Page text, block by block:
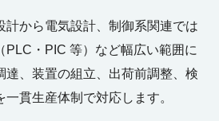
計から電気設計、制御系関連では
PLC・PIC 等）など幅広い範囲に
達、装置の組立、出荷前調整、検
貫生産体制で対応します。